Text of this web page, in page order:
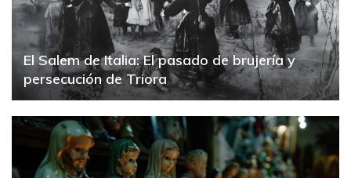
El Salem de Italia: El pasado de brujería y
persecución de Triora